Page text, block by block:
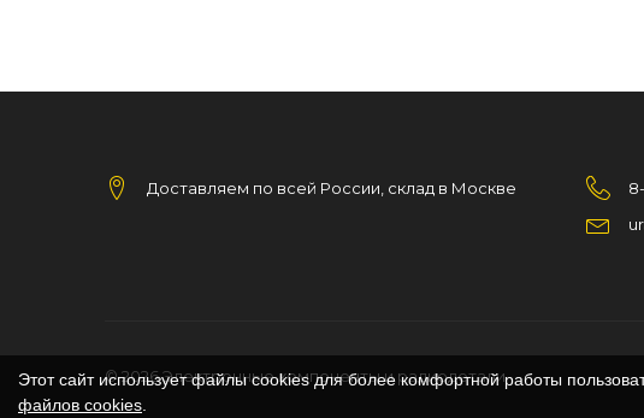
Доставляем по всей России, склад в Москве
© 2026Электронные компоненты и радиодетали
Этот сайт использует файлы cookies для более комфортной работы
файлов cookies